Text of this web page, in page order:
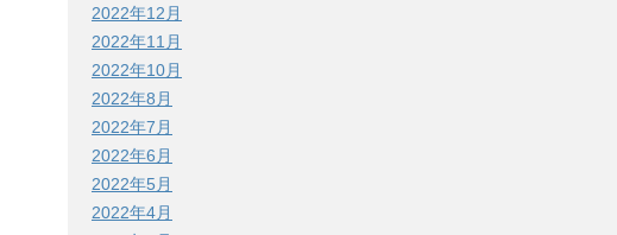
2022年12月
2022年11月
2022年10月
2022年8月
2022年7月
2022年6月
2022年5月
2022年4月